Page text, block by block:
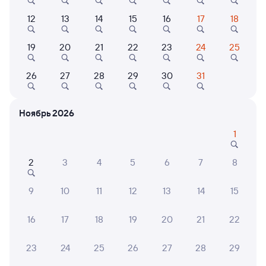
Выберите дату
015Я Проходящий 7,7
Емца
из Архангельска Города
в Москву Ярославскую
02:21 09:19
6 ч 58 м в пути
от 2 ⁠712 ⁠₽ 3 ⁠348 ⁠₽ 8 ⁠377 ⁠₽
Выберите дату
12 13 14 15 16 17 18
19 20 21 22 23 24 25
26 27 28 29 30 31
Ноябрь 2026
1
2 3 4 5 6 7 8
9 10 11 12 13 14 15
16 17 18 19 20 21 22
23 24 25 26 27 28 29